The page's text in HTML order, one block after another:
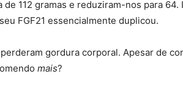
de 112 gramas e reduziram-nos para
FGF21 essencialmente duplicou.
gordura corporal. Apesar de
mais?